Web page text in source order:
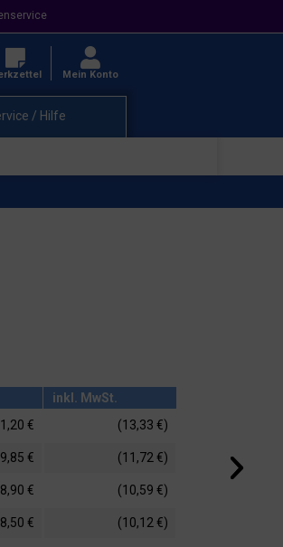
/ Hilfe
Mein Konto
inkl. MwSt.
€
(13,33 €)
9,85 € (11,72 €)
8,90 € (10,59 €)
8,50 € (10,12 €)